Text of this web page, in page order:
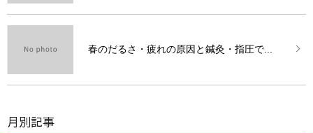
春のだるさ・疲れの原因と鍼灸・指圧で...
月別記事